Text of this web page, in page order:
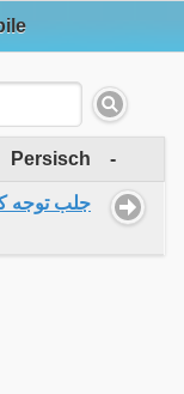
Persisch -
جلب توجه